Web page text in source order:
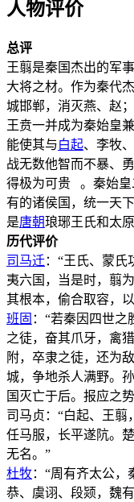
人物评价
总评
王翦是秦国杰出的军
大将之材。作为秦代
城邯郸，消灭燕、赵
王贲一并成为秦始皇
能使其与白起、李牧、
战无数他智而不暴、
得极为可贵 。秦始皇
有的诸侯国，统一天
是唐朝琅琊王氏和太
历代评价
司马迁：“王氏、蒙氏
夷六国，当是时，翦
其根本，偷合取容，
班固 ：“若秦因四世之
之徒，奋其爪牙，禽
附，卒隶之徒，还为
城，争地杀人满野。
国灭亡于后。报应之
司马贞：“白起、王翦
任马服，长平遂阬。
无名。”
杜牧：“周有齐太公，
恭、虞诩、段颎，魏有